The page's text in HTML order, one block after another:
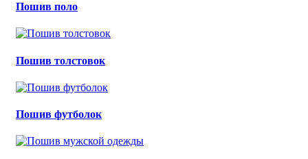
Пошив поло
Пошив толстовок
Пошив футболок